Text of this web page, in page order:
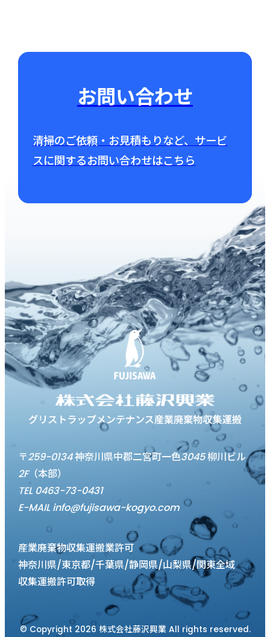
お問い合わせ
清掃のご依頼・お見積もりなど、サービ
スに関するお問い合わせはこちら
〒259-0134 神奈川県中郡二宮町一色3045 柳川ビル
2F（本部）
TEL 0463-73-0431
E-MAIL info@fujisawa-kogyo.com
産業廃棄物収集運搬業許可
神奈川県/東京都/千葉県/静岡県/山梨県/関東全域
収集運搬許可取得
© Copyright 2026 株式会社藤沢興業 All rights reserved.